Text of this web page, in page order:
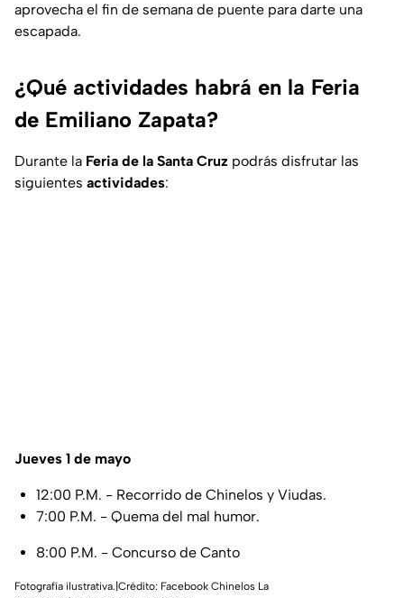
aprovecha el fin de semana de puente para darte una
escapada.
¿Qué actividades habrá en la Feria
de Emiliano Zapata?
Durante la Feria de la Santa Cruz podrás disfrutar las
siguientes actividades:
Jueves 1 de mayo
12:00 P.M. - Recorrido de Chinelos y Viudas.
7:00 P.M. - Quema del mal humor.
8:00 P.M. - Concurso de Canto
Fotografía ilustrativa.|Crédito: Facebook Chinelos La